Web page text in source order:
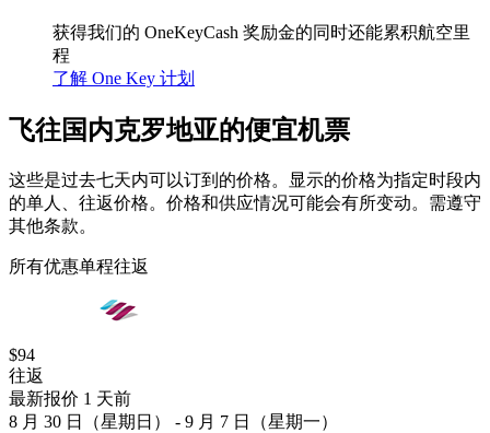
获得我们的 OneKeyCash 奖励金的同时还能累积航空里
程
了解 One Key 计划
飞往国内克罗地亚的便宜机票
这些是过去七天内可以订到的价格。显示的价格为指定时段内
的单人、往返价格。价格和供应情况可能会有所变动。需遵守
其他条款。
所有优惠单程往返
$94
往返
最新报价 1 天前
8 月 30 日（星期日） - 9 月 7 日（星期一）